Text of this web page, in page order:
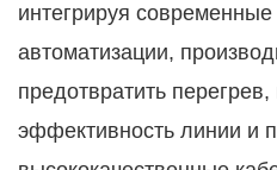
интегрируя
автоматизации,
предотвратить
эффективность линии и